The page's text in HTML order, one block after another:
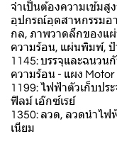
จําเป็นต้องความเข้ม
อุปกรณ์อุตสาหกรรมอา
กล, ภาพวาดลึกของแผ่
ความร้อน, แผ่นพิมพ์,
1145: บรรจุและฉนว
ความร้อน - แผง
1199: ไฟฟ้าตัวเก็บป
ฟิลม์ เอ๊กซ์เรย์
1350: ลวด, ลวดนําไ
เนียม